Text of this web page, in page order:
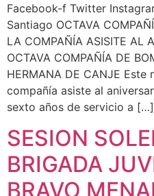
Facebook-f Twitter
Santiago OCTAVA
LA COMPAÑÍA ASISITE AL
OCTAVA COMPAÑÍA DE
HERMANA DE CANJE Este
compañía asiste al
sexto años de servicio a […]
SESION
BRIGADA
BRAVO